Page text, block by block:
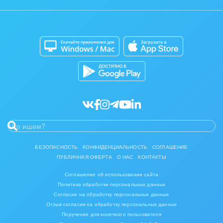
Кибербезопасность
Битрикс24 для Энтерпрайз
Битрикс24 Маркет
Разработчикам приложений
БЕЗОПАСНОСТЬ КОНФИДЕНЦИАЛЬНОСТЬ
СОГЛАШЕНИЕ
ПУБЛИЧНАЯ ОФЕРТА
О НАС КОНТАКТЫ
Соглашение об использовании сайта
Политика обработки персональных данных
Согласие на обработку персональных данных
Отзыв согласия на обработку персональных данных
Поручение для конечного пользователя